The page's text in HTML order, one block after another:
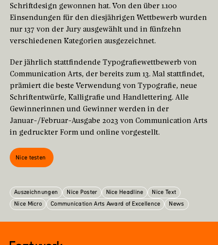
Schriftdesign gewonnen hat. Von den über 1.100
Einsendungen für den diesjährigen Wettbewerb wurden
nur 137 von der Jury ausgewählt und in fünfzehn
verschiedenen Kategorien ausgezeichnet.
Der jährlich stattfindende Typografiewettbewerb von
Communication Arts, der bereits zum 13. Mal stattfindet,
prämiert die beste Verwendung von Typografie, neue
Schriftentwürfe, Kalligrafie und Handlettering. Alle
Gewinnerinnen und Gewinner werden in der
Januar-/Februar-Ausgabe 2023 von Communication Arts
in gedruckter Form und online vorgestellt.
Nice testen
Auszeichnungen Nice Poster Nice Headline
Nice Text
Nice Micro
Communication Arts Award of Excellence News